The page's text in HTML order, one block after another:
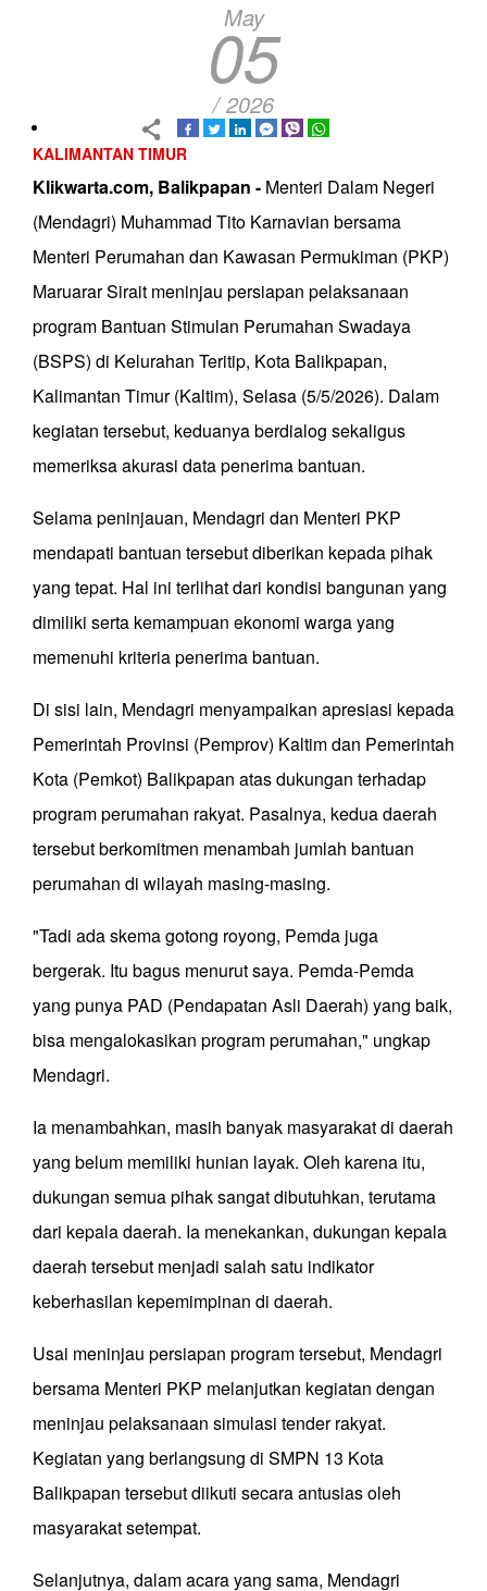
May
05
/ 2026
KALIMANTAN TIMUR
Klikwarta.com, Balikpapan - Menteri Dalam Negeri
(Mendagri) Muhammad Tito Karnavian bersama
Menteri Perumahan dan Kawasan Permukiman (PKP)
Maruarar Sirait meninjau persiapan pelaksanaan
program Bantuan Stimulan Perumahan Swadaya
(BSPS) di Kelurahan Teritip, Kota Balikpapan,
Kalimantan Timur (Kaltim), Selasa (5/5/2026). Dalam
kegiatan tersebut, keduanya berdialog sekaligus
memeriksa akurasi data penerima bantuan.
Selama peninjauan, Mendagri dan Menteri PKP
mendapati bantuan tersebut diberikan kepada pihak
yang tepat. Hal ini terlihat dari kondisi bangunan yang
dimiliki serta kemampuan ekonomi warga yang
memenuhi kriteria penerima bantuan.
Di sisi lain, Mendagri menyampaikan apresiasi kepada
Pemerintah Provinsi (Pemprov) Kaltim dan Pemerintah
Kota (Pemkot) Balikpapan atas dukungan terhadap
program perumahan rakyat. Pasalnya, kedua daerah
tersebut berkomitmen menambah jumlah bantuan
perumahan di wilayah masing-masing.
"Tadi ada skema gotong royong, Pemda juga
bergerak. Itu bagus menurut saya. Pemda-Pemda
yang punya PAD (Pendapatan Asli Daerah) yang baik,
bisa mengalokasikan program perumahan," ungkap
Mendagri.
Ia menambahkan, masih banyak masyarakat di daerah
yang belum memiliki hunian layak. Oleh karena itu,
dukungan semua pihak sangat dibutuhkan, terutama
dari kepala daerah. Ia menekankan, dukungan kepala
daerah tersebut menjadi salah satu indikator
keberhasilan kepemimpinan di daerah.
Usai meninjau persiapan program tersebut, Mendagri
bersama Menteri PKP melanjutkan kegiatan dengan
meninjau pelaksanaan simulasi tender rakyat.
Kegiatan yang berlangsung di SMPN 13 Kota
Balikpapan tersebut diikuti secara antusias oleh
masyarakat setempat.
Selanjutnya, dalam acara yang sama, Mendagri